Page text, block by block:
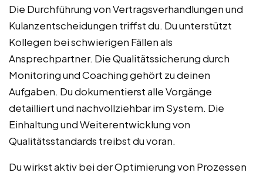
Die Durchführung von Vertragsverhandlungen und
Kulanzentscheidungen triffst du. Du unterstützt
Kollegen bei schwierigen Fällen als
Ansprechpartner. Die Qualitätssicherung durch
Monitoring und Coaching gehört zu deinen
Aufgaben. Du dokumentierst alle Vorgänge
detailliert und nachvollziehbar im System. Die
Einhaltung und Weiterentwicklung von
Qualitätsstandards treibst du voran.
Du wirkst aktiv bei der Optimierung von Prozessen